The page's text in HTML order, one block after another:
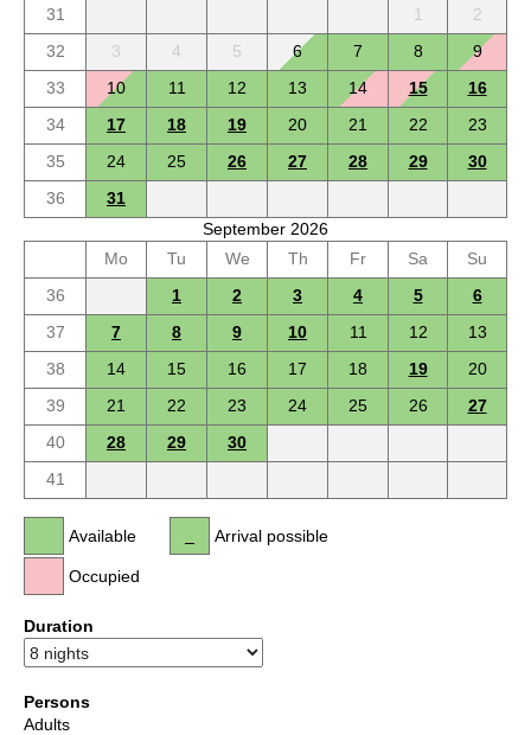
31
1
2
32
3 4 5 6 7 8
9
33
10 11 12 13 14 15
16
34
17 18 19 20 21 22
23
35
24 25 26 27 28 29
30
36
31
September 2026
Mo
Tu We Th Fr Sa
Su
36
1 2 3 4 5
6
37
7 8 9 10 11 12
13
38
14 15 16 17 18 19
20
39
21 22 23 24 25 26
27
40
28 29
30
41
Available
Occupied
Arrival possible
Duration
Persons
Adults